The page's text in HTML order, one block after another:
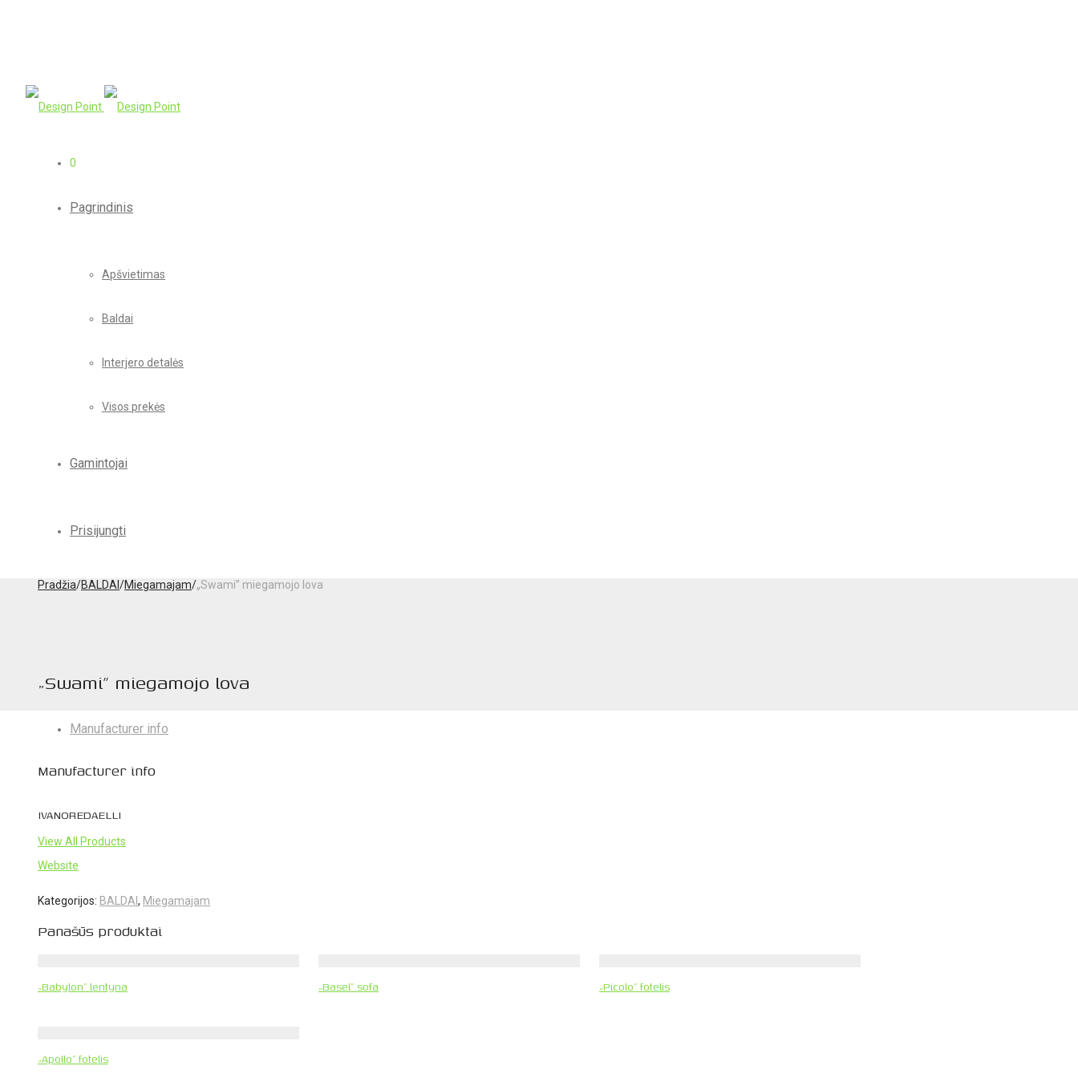
0
Pagrindinis
Apšvietimas
Baldai
Interjero detalės
Visos prekės
Gamintojai
Prisijungti
Pradžia/BALDAI /Miegamajam/„Swami” miegamojo lova
„Swami” miegamojo lova
Manufacturer info
Manufacturer info
IVANOREDAELLI
View All Products
Website
Kategorijos: BALDAI , Miegamajam
Panašūs produktai
„Babylon” lentyna „Basel” sofa „Picolo” fotelis
„Apollo” fotelis